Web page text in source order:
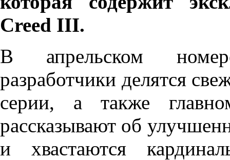
Creed III.
В апрельском
разработчики делятся
серии, а также
рассказывают об
и хвастаются